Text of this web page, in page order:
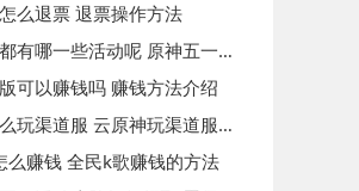
么退票 退票操作方法
原神五一都有哪一些活动呢 原神五一详细的活动介绍
可以赚钱吗 赚钱方法介绍
云原神怎么玩渠道服 云原神玩渠道服的方法
么赚钱 全民k歌赚钱的方法